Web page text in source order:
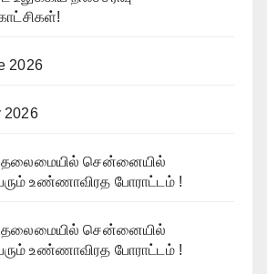
2026
2026
தலைமையில் சென்னையில்
உண்ணாவிரத போராட்டம் !
தலைமையில் சென்னையில்
உண்ணாவிரத போராட்டம் !